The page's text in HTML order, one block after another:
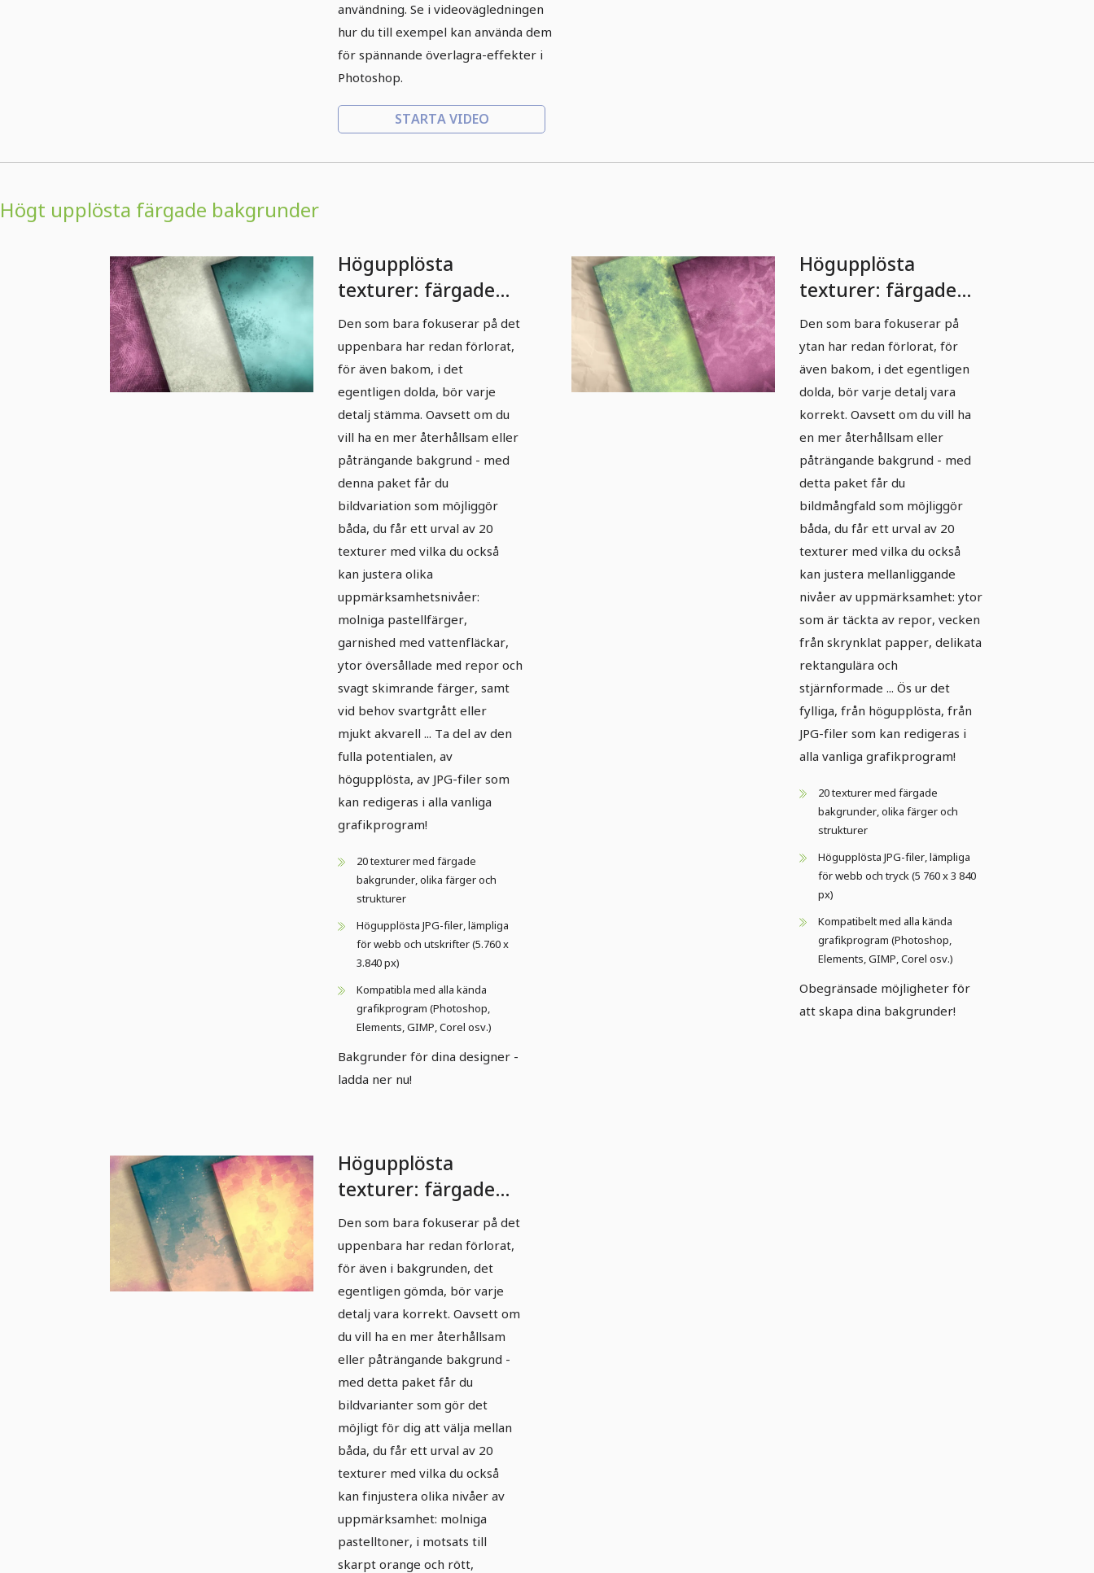
användning. Se i videovägledningen
hur du till exempel kan använda dem
för spännande överlagra-effekter i
Photoshop.
STARTA VIDEO
Högt upplösta färgade bakgrunder
Högupplösta
texturer: färgade
bakgrunder -
Version 1
Den som bara fokuserar på det
uppenbara har redan förlorat,
för även bakom, i det
egentligen dolda, bör varje
detalj stämma. Oavsett om du
vill ha en mer återhållsam eller
påträngande bakgrund - med
denna paket får du
bildvariation som möjliggör
båda, du får ett urval av 20
texturer med vilka du också
kan justera olika
uppmärksamhetsnivåer:
molniga pastellfärger,
garnished med vattenfläckar,
ytor översållade med repor och
svagt skimrande färger, samt
vid behov svartgrått eller
mjukt akvarell ... Ta del av den
fulla potentialen, av
högupplösta, av JPG-filer som
kan redigeras i alla vanliga
grafikprogram!
20 texturer med färgade
bakgrunder, olika färger och
strukturer
Högupplösta JPG-filer, lämpliga
för webb och utskrifter (5.760 x
3.840 px)
Kompatibla med alla kända
grafikprogram (Photoshop,
Elements, GIMP, Corel osv.)
Bakgrunder för dina designer -
ladda ner nu!
Högupplösta
texturer: färgade
bakgrunder -
Version 2
Den som bara fokuserar på
ytan har redan förlorat, för
även bakom, i det egentligen
dolda, bör varje detalj vara
korrekt. Oavsett om du vill ha
en mer återhållsam eller
påträngande bakgrund - med
detta paket får du
bildmångfald som möjliggör
båda, du får ett urval av 20
texturer med vilka du också
kan justera mellanliggande
nivåer av uppmärksamhet: ytor
som är täckta av repor, vecken
från skrynklat papper, delikata
rektangulära och
stjärnformade ... Ös ur det
fylliga, från högupplösta, från
JPG-filer som kan redigeras i
alla vanliga grafikprogram!
20 texturer med färgade
bakgrunder, olika färger och
strukturer
Högupplösta JPG-filer, lämpliga
för webb och tryck (5 760 x 3 840
px)
Kompatibelt med alla kända
grafikprogram (Photoshop,
Elements, GIMP, Corel osv.)
Obegränsade möjligheter för
att skapa dina bakgrunder!
Högupplösta
texturer: färgade
bakgrunder -
Version 3
Den som bara fokuserar på det
uppenbara har redan förlorat,
för även i bakgrunden, det
egentligen gömda, bör varje
detalj vara korrekt. Oavsett om
du vill ha en mer återhållsam
eller påträngande bakgrund -
med detta paket får du
bildvarianter som gör det
möjligt för dig att välja mellan
båda, du får ett urval av 20
texturer med vilka du också
kan finjustera olika nivåer av
uppmärksamhet: molniga
pastelltoner, i motsats till
skarpt orange och rött,